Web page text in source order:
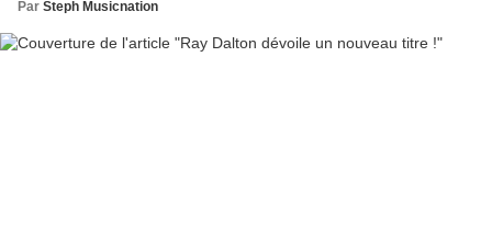
Par Steph Musicnation